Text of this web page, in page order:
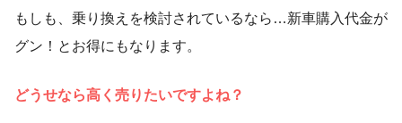
もしも、乗り換えを検討されているなら…新車購入代金が
グン！とお得にもなります。
どうせなら高く売りたいですよね？